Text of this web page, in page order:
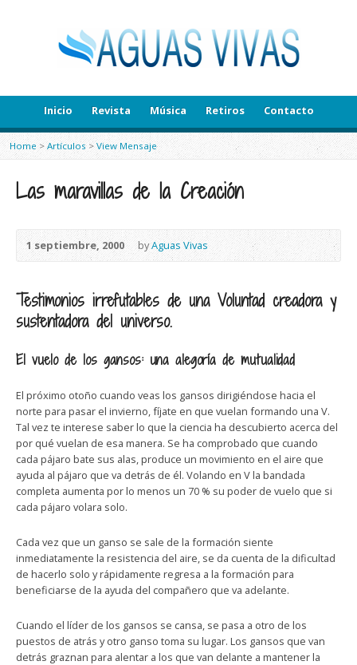
Inicio Revista Música Retiros Contacto
Home > Artículos > View Mensaje
Las maravillas de la Creación
1 septiembre, 2000 byAguas Vivas
Testimonios irrefutables de una Voluntad creadora y
sustentadora del universo.
El vuelo de los gansos: una alegoría de mutualidad
El próximo otoño cuando veas los gansos dirigiéndose hacia el
norte para pasar el invierno, fíjate en que vuelan formando una V.
Tal vez te interese saber lo que la ciencia ha descubierto acerca del
por qué vuelan de esa manera. Se ha comprobado que cuando
cada pájaro bate sus alas, produce un movimiento en el aire que
ayuda al pájaro que va detrás de él. Volando en V la bandada
completa aumenta por lo menos un 70 % su poder de vuelo que si
cada pájaro volara solo.
Cada vez que un ganso se sale de la formación siente
inmediatamente la resistencia del aire, se da cuenta de la dificultad
de hacerlo solo y rápidamente regresa a la formación para
beneficiarse de la ayuda del compañero que va adelante.
Cuando el líder de los gansos se cansa, se pasa a otro de los
puestos de atrás y otro ganso toma su lugar. Los gansos que van
detrás graznan para alentar a los que van delante a mantener la